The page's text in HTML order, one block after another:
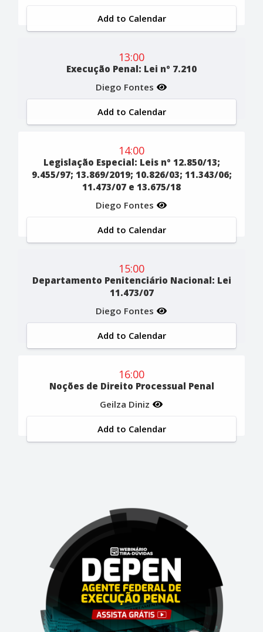
Add to Calendar
13:00
Execução Penal: Lei nº 7.210
Diego Fontes
Add to Calendar
14:00
Legislação Especial: Leis nº 12.850/13;
9.455/97; 13.869/2019; 10.826/03; 11.343/06;
11.473/07 e 13.675/18
Diego Fontes
Add to Calendar
15:00
Departamento Penitenciário Nacional: Lei
11.473/07
Diego Fontes
Add to Calendar
16:00
Noções de Direito Processual Penal
Geilza Diniz
Add to Calendar